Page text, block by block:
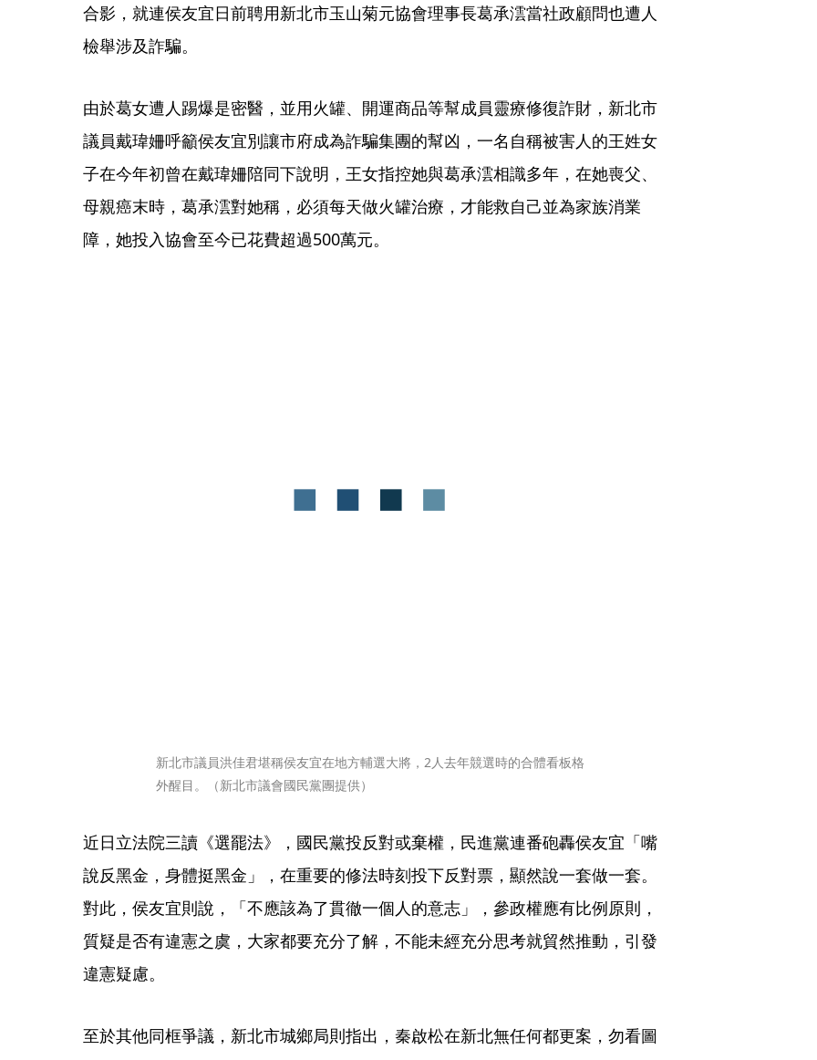
合影，就連侯友宜日前聘用新北市玉山菊元協會理事長葛承澐當社政顧問也遭人
檢舉涉及詐騙。
由於葛女遭人踢爆是密醫，並用火罐、開運商品等幫成員靈療修復詐財，新北市
議員戴瑋姍呼籲侯友宜別讓市府成為詐騙集團的幫凶，一名自稱被害人的王姓女
子在今年初曾在戴瑋姍陪同下說明，王女指控她與葛承澐相識多年，在她喪父、
母親癌末時，葛承澐對她稱，必須每天做火罐治療，才能救自己並為家族消業
障，她投入協會至今已花費超過500萬元。
新北市議員洪佳君堪稱侯友宜在地方輔選大將，2人去年競選時的合體看板格
外醒目。（新北市議會國民黨團提供）
近日立法院三讀《選罷法》，國民黨投反對或棄權，民進黨連番砲轟侯友宜「嘴
說反黑金，身體挺黑金」，在重要的修法時刻投下反對票，顯然說一套做一套。
對此，侯友宜則說，「不應該為了貫徹一個人的意志」，參政權應有比例原則，
質疑是否有違憲之虞，大家都要充分了解，不能未經充分思考就貿然推動，引發
違憲疑慮。
至於其他同框爭議，新北市城鄉局則指出，秦啟松在新北無任何都更案，勿看圖